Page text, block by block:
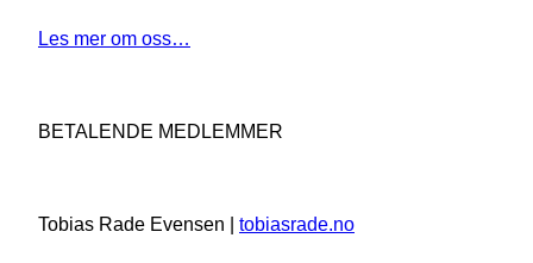
Les mer om oss…
BETALENDE MEDLEMMER
Tobias Rade Evensen | tobiasrade.no